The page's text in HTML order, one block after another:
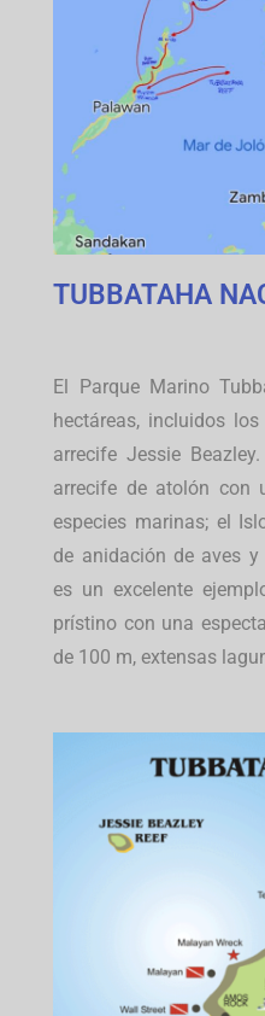
TUBBATAHA
El Parque Marino
hectáreas, incluidos
arrecife Jessie Beazley.
arrecife de atolón con
especies marinas; el
de anidación de aves
es un excelente
prístino con una
de 100 m, extensas